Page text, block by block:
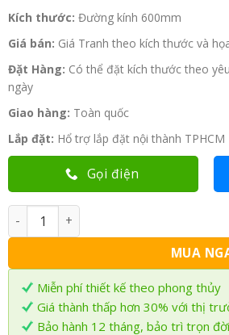
Kích thước: Đường kính 600mm
Giá bán: Giá Tranh theo kích thước và
Đặt Hàng: Có thể đặt kích thước theo
ngày
Giao hàng: Toàn quốc
Lắp đặt: Hổ trợ lắp đặt nội thành TPHCM
Gọi điện
Tranh Trúc Chỉ hào quang đầm Sen
MUA
Miễn phí thiết kế theo phong thủy
Giá thành thấp hơn 30% với thị
Bảo hành 12 tháng, bảo trì trọn đời